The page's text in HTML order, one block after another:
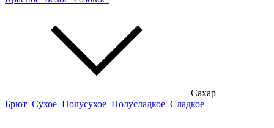
Сахар
Брют Сухое Полусухое Полусладкое Сладкое